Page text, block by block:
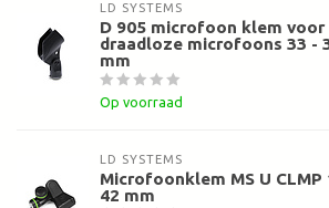
LD SYSTEMS
D 905 microfoon klem voor
draadloze microfoons 33 -
mm
Op voorraad
LD SYSTEMS
Microfoonklem MS U CLMP
42 mm